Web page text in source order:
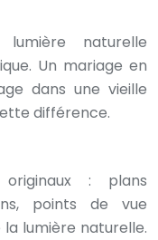
naturelle
Un mariage en
dans une vieille
différence.
originaux : plans
points de vue
lumière naturelle.